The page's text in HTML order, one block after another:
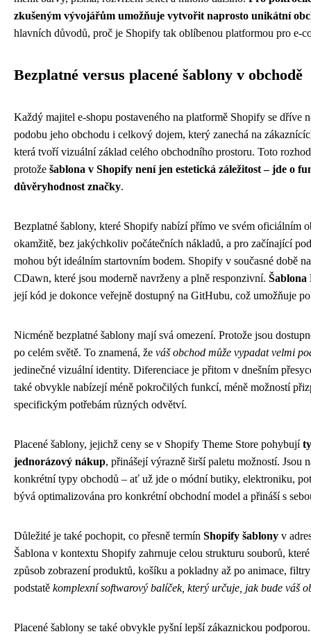
zkušeným vývojářům umožňuje vytvořit naprosto unikátní
hlavních důvodů, proč je Shopify tak oblíbenou platformou pro e-
Bezplatné versus placené šablony v obchodě
Každý majitel e-shopu postaveného na platformě Shopify se dříve
podobu jeho obchodu i celkový dojem, který zanechá na
která tvoří vizuální základ celého obchodního prostoru. Toto
protože šablona v Shopify není jen estetická záležitost – jde o
důvěryhodnost značky.
Bezplatné šablony, které Shopify nabízí přímo ve svém oficiálním
okamžitě, bez jakýchkoliv počátečních nákladů, a pro začínající
mohou být ideálním startovním bodem. Shopify v současné době
CDawn, které jsou moderně navrženy a plně responzivní. Šablona
její kód je dokonce veřejně dostupný na GitHubu, což umožňuje
Nicméně bezplatné šablony mají svá omezení. Protože jsou
po celém světě. To znamená, že váš obchod může vypadat velmi
jedinečné vizuální identity. Diferenciace je přitom v dnešním
také obvykle nabízejí méně pokročilých funkcí, méně možností
specifickým potřebám různých odvětví.
Placené šablony, jejichž ceny se v Shopify Theme Store pohybují
jednorázový nákup, přinášejí výrazně širší paletu možností.
konkrétní typy obchodů – ať už jde o módní butiky, elektroniku,
bývá optimalizována pro konkrétní obchodní model a přináší s
Důležité je také pochopit, co přesně termín Shopify šablony v
Šablona v kontextu Shopify zahrnuje celou strukturu souborů,
způsob zobrazení produktů, košíku a pokladny až po animace,
podstatě komplexní softwarový balíček, který určuje, jak bude váš
Placené šablony se také obvykle pyšní lepší zákaznickou